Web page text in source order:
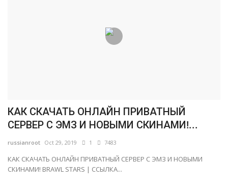
КАК СКАЧАТЬ ОНЛАЙН ПРИВАТНЫЙ
СЕРВЕР С ЭМЗ И НОВЫМИ СКИНАМИ!...
russianroot Oct 29, 2019 1 7483
КАК СКАЧАТЬ ОНЛАЙН ПРИВАТНЫЙ СЕРВЕР С ЭМЗ И НОВЫМИ
СКИНАМИ! BRAWL STARS | ССЫЛКА...